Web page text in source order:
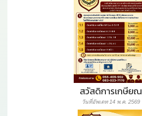
สวัสดิการเกษียณ
วันที่อัพเดท 14 พ.ค. 2569